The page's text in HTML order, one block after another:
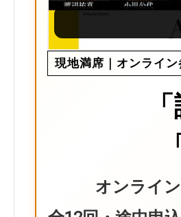
現地満席｜オンライン
オンライ